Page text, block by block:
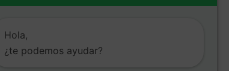
de Uso
Hola,
¿te podemos ayudar?